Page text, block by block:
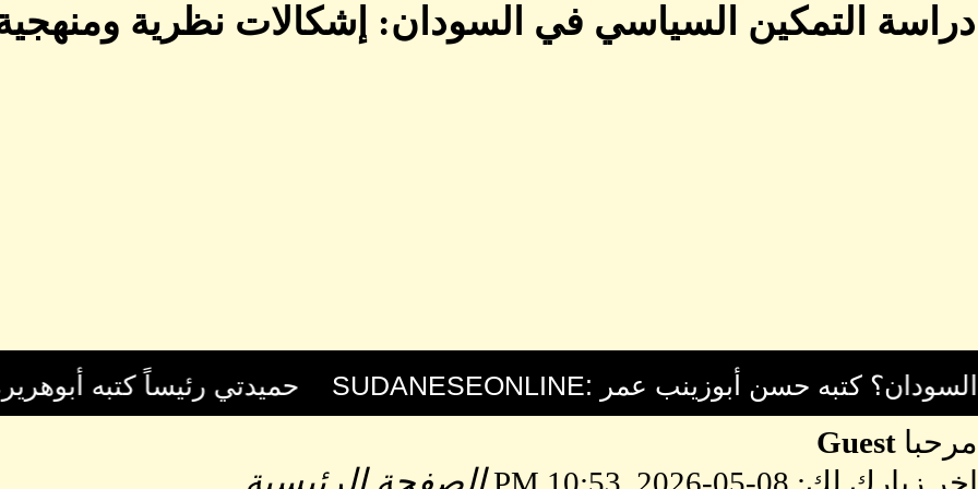
دراسة التمكين السياسي في السودان: إشكالات نظرية ومنهجية (2-3) كتبه محمود محمد
مرحبا Guest